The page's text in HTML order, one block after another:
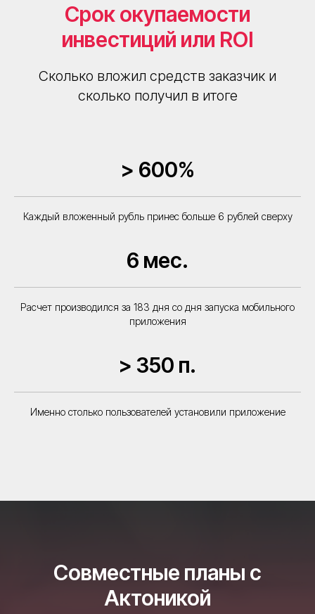
Срок окупаемости
инвестиций или ROI
Сколько вложил средств заказчик и
сколько получил в итоге
> 600%
Каждый вложенный рубль принес больше 6 рублей сверху
6 мес.
Расчет производился за 183 дня со дня запуска мобильного
приложения
> 350 п.
Именно столько пользователей установили приложение
Совместные планы с
Актоникой
Навигация
Приложение
База знаний
Личный кабинет
партнером
Наши кейсы
Проект реализуется при
финансовой поддержке
Фонда содействия инновациям